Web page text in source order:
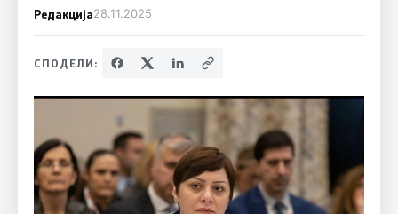
Редакција28.11.2025
СПОДЕЛИ: